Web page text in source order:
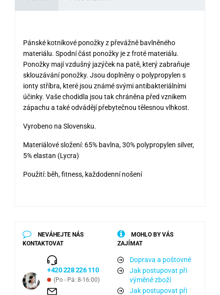
Pánské kotníkové ponožky z převážně bavlněného
materiálu. Spodní část ponožky je z froté materiálu.
Ponožky mají vzdušný jazýček na patě, který zabraňuje
sklouzávání ponožky. Jsou doplněny o polypropylen s
ionty stříbra, které jsou známé svými antibakteriálními
účinky. Vaše chodidla jsou tak chráněna před vznikem
zápachu a také odvádějí přebytečnou tělesnou vlhkost.
Vyrobeno na Slovensku.
Materiálové složení: 65% bavlna, 30% polypropylen silver,
5% elastan (Lycra)
Použití: běh, fitness, každodenní nošení
NEVÁHEJTE NÁS
KONTAKTOVAT
+420 228 226 110
(Po - Pá: 8-16:00)
MOHLO BY VÁS
ZAJÍMAT
Doprava a poštovné
Jak postupovat při
výměně zboží
Jak postupovat při